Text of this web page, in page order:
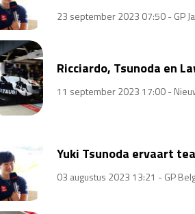
23 september 2023 07:50 -GP
Ricciardo, Tsunoda en
11 september 2023 17:00 -
Yuki Tsunoda ervaart
03 augustus 2023 13:21 -GP